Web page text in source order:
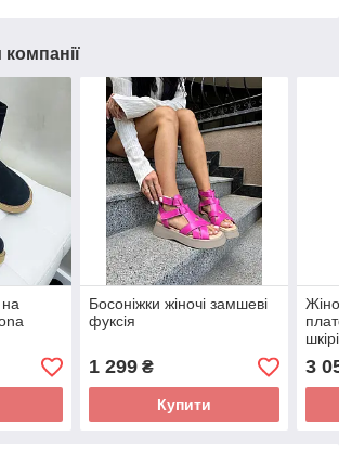
компанії
на
Босоніжки жіночі замшеві
фуксія
1 299₴
Купити
3